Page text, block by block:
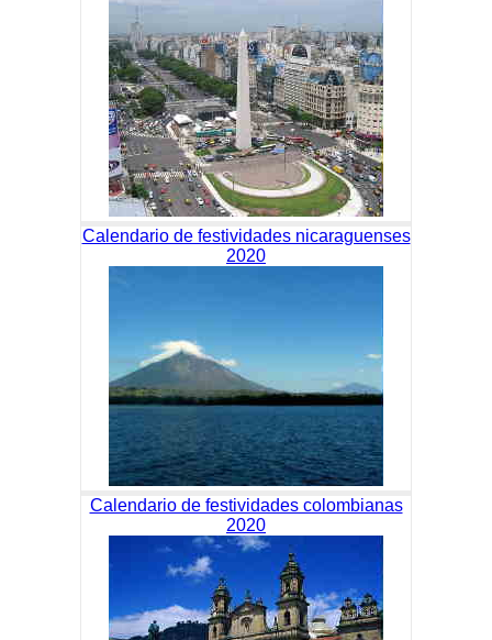
Calendario de festividades nicaraguenses
2020
Calendario de festividades colombianas
2020